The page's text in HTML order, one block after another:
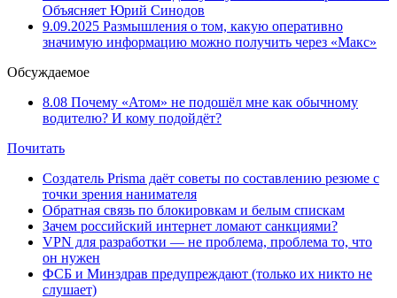
Объясняет Юрий Синодов
9.09.2025 Размышления о том, какую оперативно
значимую информацию можно получить через «Макс»
Обсуждаемое
8.08 Почему «Атом» не подошёл мне как обычному
водителю? И кому подойдёт?
Почитать
Создатель Prisma даёт советы по составлению резюме с
точки зрения нанимателя
Обратная связь по блокировкам и белым спискам
Зачем российский интернет ломают санкциями?
VPN для разработки — не проблема, проблема то, что
он нужен
ФСБ и Минздрав предупреждают (только их никто не
слушает)